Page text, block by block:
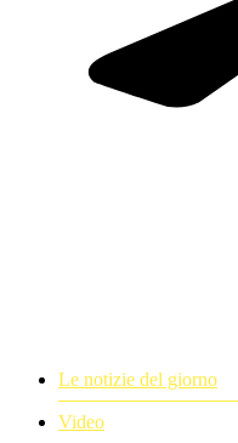
Le notizie del giorno
Video